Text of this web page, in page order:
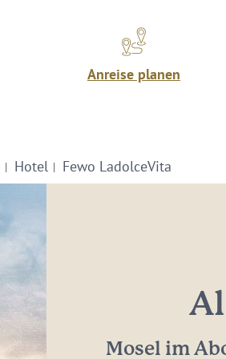
Anreise planen
Hotel Fewo LadolceVita
Mosel im